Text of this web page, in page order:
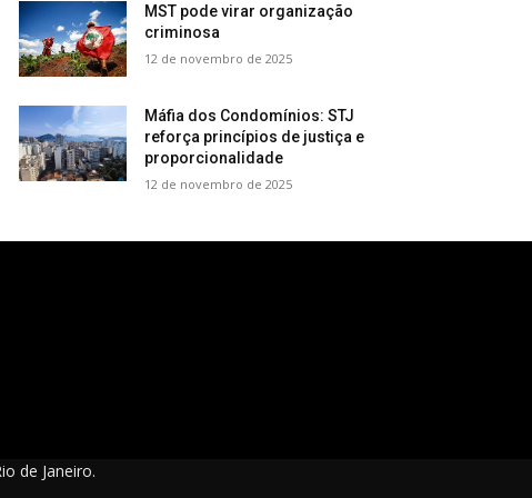
MST pode virar organização
criminosa
12 de novembro de 2025
Máfia dos Condomínios: STJ
reforça princípios de justiça e
proporcionalidade
12 de novembro de 2025
de Janeiro.